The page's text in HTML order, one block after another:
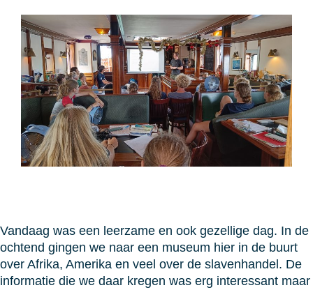
Vandaag was een leerzame en ook gezellige dag. In de
ochtend gingen we naar een museum hier in de buurt
over Afrika, Amerika en veel over de slavenhandel. De
informatie die we daar kregen was erg interessant maar